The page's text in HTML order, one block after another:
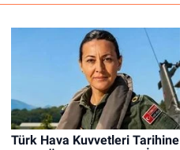
Türk Hava Kuvvetleri Tarihine